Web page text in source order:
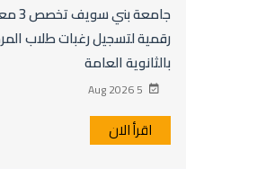
جامعة
رقمية لتسجيل رغبات طلاب
بالثانوية العامة
5 Aug 2026
اقرأ الان